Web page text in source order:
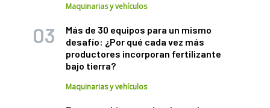
Maquinarias y vehículos
Más de 30 equipos para un mismo
desafío: ¿Por qué cada vez más
productores incorporan fertilizante
bajo tierra?
Maquinarias y vehículos